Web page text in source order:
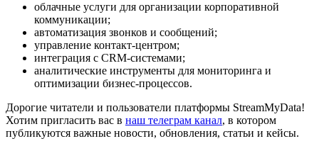
облачные услуги для организации корпоративной
коммуникации;
автоматизация звонков и сообщений;
управление контакт-центром;
интеграция с CRM-системами;
аналитические инструменты для мониторинга и
оптимизации бизнес-процессов.
Дорогие читатели и пользователи платформы StreamMyData!
Хотим пригласить вас в наш телеграм канал, в котором
публикуются важные новости, обновления, статьи и кейсы.